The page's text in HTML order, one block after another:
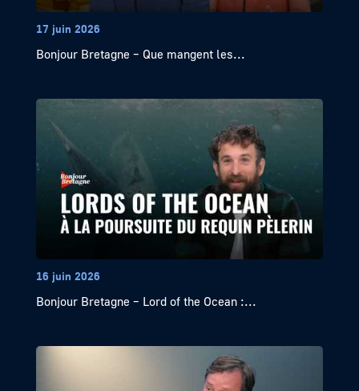
17 juin 2026
Bonjour Bretagne – Que mangent les...
16 juin 2026
Bonjour Bretagne – Lord of the Ocean :...